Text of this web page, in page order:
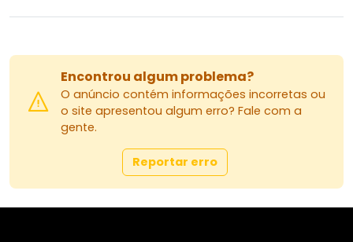
Encontrou algum problema?
O anúncio contém informações incorretas ou
o site apresentou algum erro? Fale com a
gente.
Reportar erro